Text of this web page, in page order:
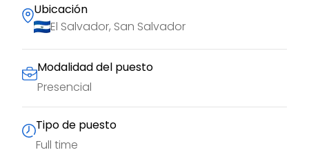
Ubicación
El Salvador, San Salvador
Modalidad del puesto
Presencial
Tipo de puesto
Full time